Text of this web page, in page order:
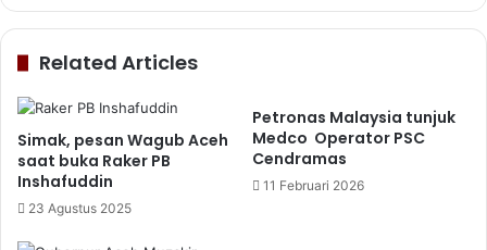
Related Articles
Simak, pesan Wagub Aceh
saat buka Raker PB
Inshafuddin
23 Agustus 2025
Petronas Malaysia tunjuk
Medco Operator PSC
Cendramas
11 Februari 2026